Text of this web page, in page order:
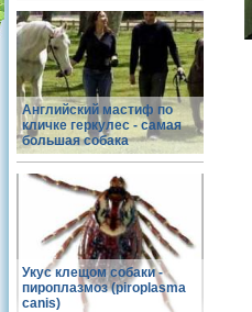
Английский мастиф по
кличке геркулес - самая
большая собака
Укус клещом собаки -
пироплазмоз (piroplasma
canis)